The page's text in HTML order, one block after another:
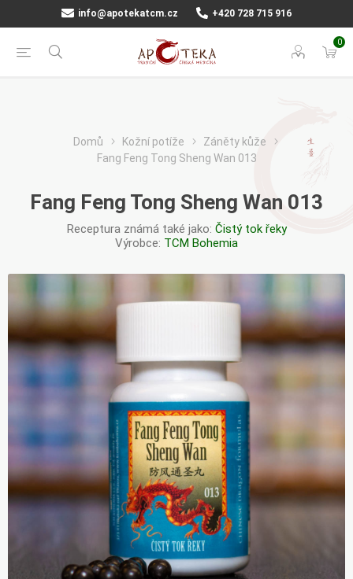
info@apotekatcm.cz +420 728 715 916
0
Domů Kožní potíže
Záněty kůže
Fang Feng Tong Sheng Wan 013
Fang Feng Tong Sheng Wan 013
Receptura známá také jako: Čistý tok řeky
Výrobce: TCM Bohemia